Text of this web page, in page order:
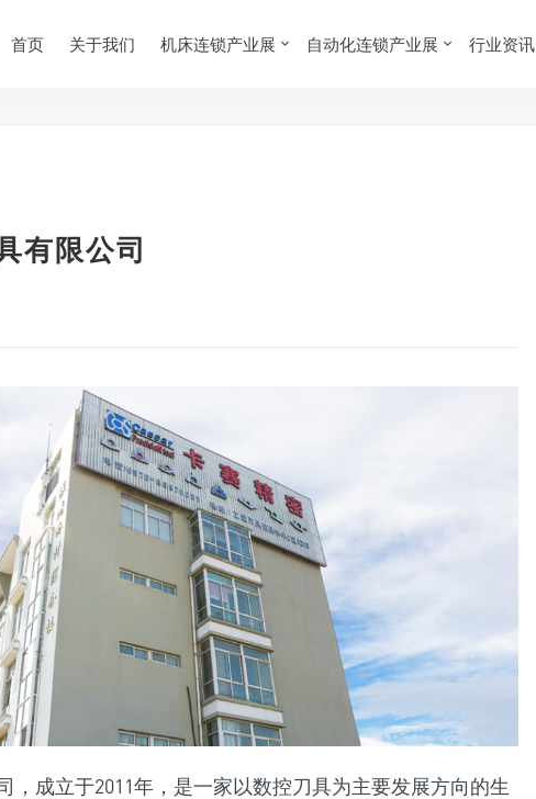
首页 关于我们 机床连锁产业展 自动化连锁产业展 行业资讯
有限公司
，成立于2011年，是一家以数控刀具为主要发展方向的生